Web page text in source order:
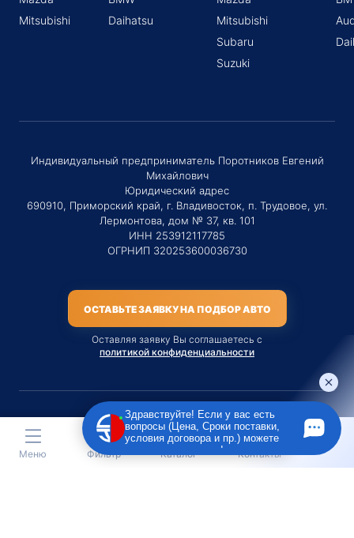
Mitsubishi
Daihatsu
Mitsubishi
Subaru
Suzuki
Индивидуальный предприниматель Поротников Евгений
Михайлович
Юридический адрес
690910, Приморский край, г. Владивосток, п. Трудовое, ул.
Лермонтова, дом № 37, кв. 101
ИНН 253912117785
ОГРНИП 320253600036730
ОСТАВЬТЕ ЗАЯВКУ НА ПОДБОР АВТО
Оставляя заявку Вы соглашаетесь с
политикой конфиденциальности
Материалы данного сайта являются публичной офертой
только на услугу сопровождения Агентом приобретения
транспортного средства Клиентом.
Меню Фильтр Каталог Контакты
Здравствуйте! Если у вас есть
вопросы (Цена, Сроки поставки,
условия договора и пр.) можете
задать их мне в чат!